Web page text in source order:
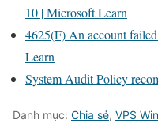
10 | Microsoft Learn
4625(F) An account
Learn
System Audit Policy
Danh mục: Chia sẻ, VPS